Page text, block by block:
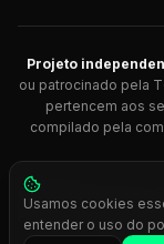
Projeto
ou patrocinado pela
pertencem aos
compilado pela
© 2026 Dicionário
Protheus.
Usamos cookies
entender o uso do